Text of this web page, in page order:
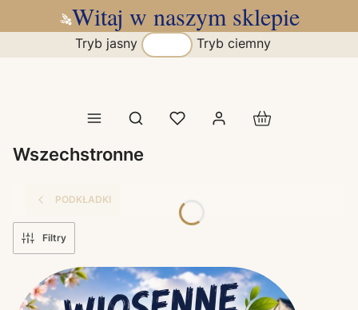
Witaj w naszym sklepie
Tryb jasny Tryb ciemny
Otwórz wyszukiwarkę Produkty w
Wszechstronne
PODKŁADKI
Filtry